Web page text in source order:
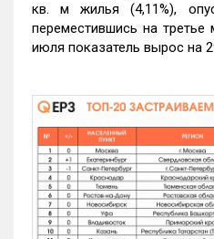
кв. м жилья (4,11%),
переместившись на
июля показатель вырос на